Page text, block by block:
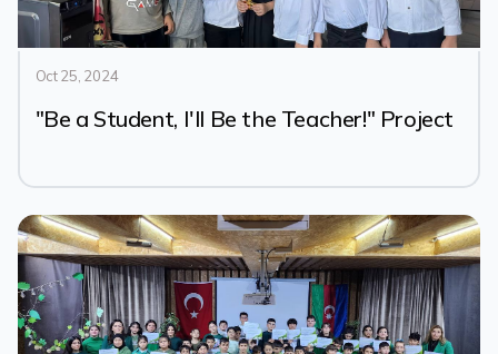
Oct 25, 2024
"Be a Student, I'll Be the Teacher!" Project